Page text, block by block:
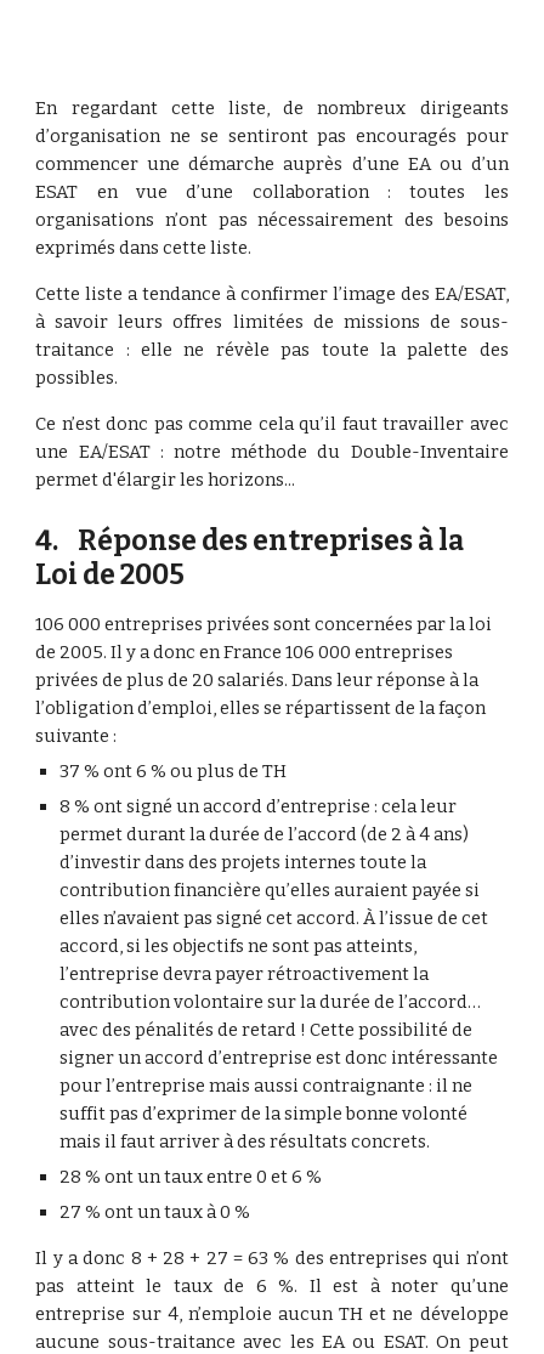
En regardant cette liste, de nombreux dirigeants
d’organisation ne se sentiront pas encouragés pour
commencer une démarche auprès d’une EA ou d’un
ESAT en vue d’une collaboration : toutes les
organisations n’ont pas nécessairement des besoins
exprimés dans cette liste.
Cette liste a tendance à confirmer l’image des EA/ESAT,
à savoir leurs offres limitées de missions de sous-
traitance : elle ne révèle pas toute la palette des
possibles.
Ce n’est donc pas comme cela qu’il faut travailler avec
une EA/ESAT : notre méthode du Double-Inventaire
permet d'élargir les horizons...
4.    Réponse des entreprises à la
Loi de 2005
106 000 entreprises privées sont concernées par la loi
de 2005. Il y a donc en France 106 000 entreprises
privées de plus de 20 salariés. Dans leur réponse à la
l’obligation d’emploi, elles se répartissent de la façon
suivante :
37 % ont 6 % ou plus de TH
8 % ont signé un accord d’entreprise : cela leur
permet durant la durée de l’accord (de 2 à 4 ans)
d’investir dans des projets internes toute la
contribution financière qu’elles auraient payée si
elles n’avaient pas signé cet accord. À l’issue de cet
accord, si les objectifs ne sont pas atteints,
l’entreprise devra payer rétroactivement la
contribution volontaire sur la durée de l’accord…
avec des pénalités de retard ! Cette possibilité de
signer un accord d’entreprise est donc intéressante
pour l’entreprise mais aussi contraignante : il ne
suffit pas d’exprimer de la simple bonne volonté
mais il faut arriver à des résultats concrets.
28 % ont un taux entre 0 et 6 %
27 % ont un taux à 0 %
Il y a donc 8 + 28 + 27 = 63 % des entreprises qui n’ont
pas atteint le taux de 6 %. Il est à noter qu’une
entreprise sur 4, n’emploie aucun TH et ne développe
aucune sous-traitance avec les EA ou ESAT. On peut